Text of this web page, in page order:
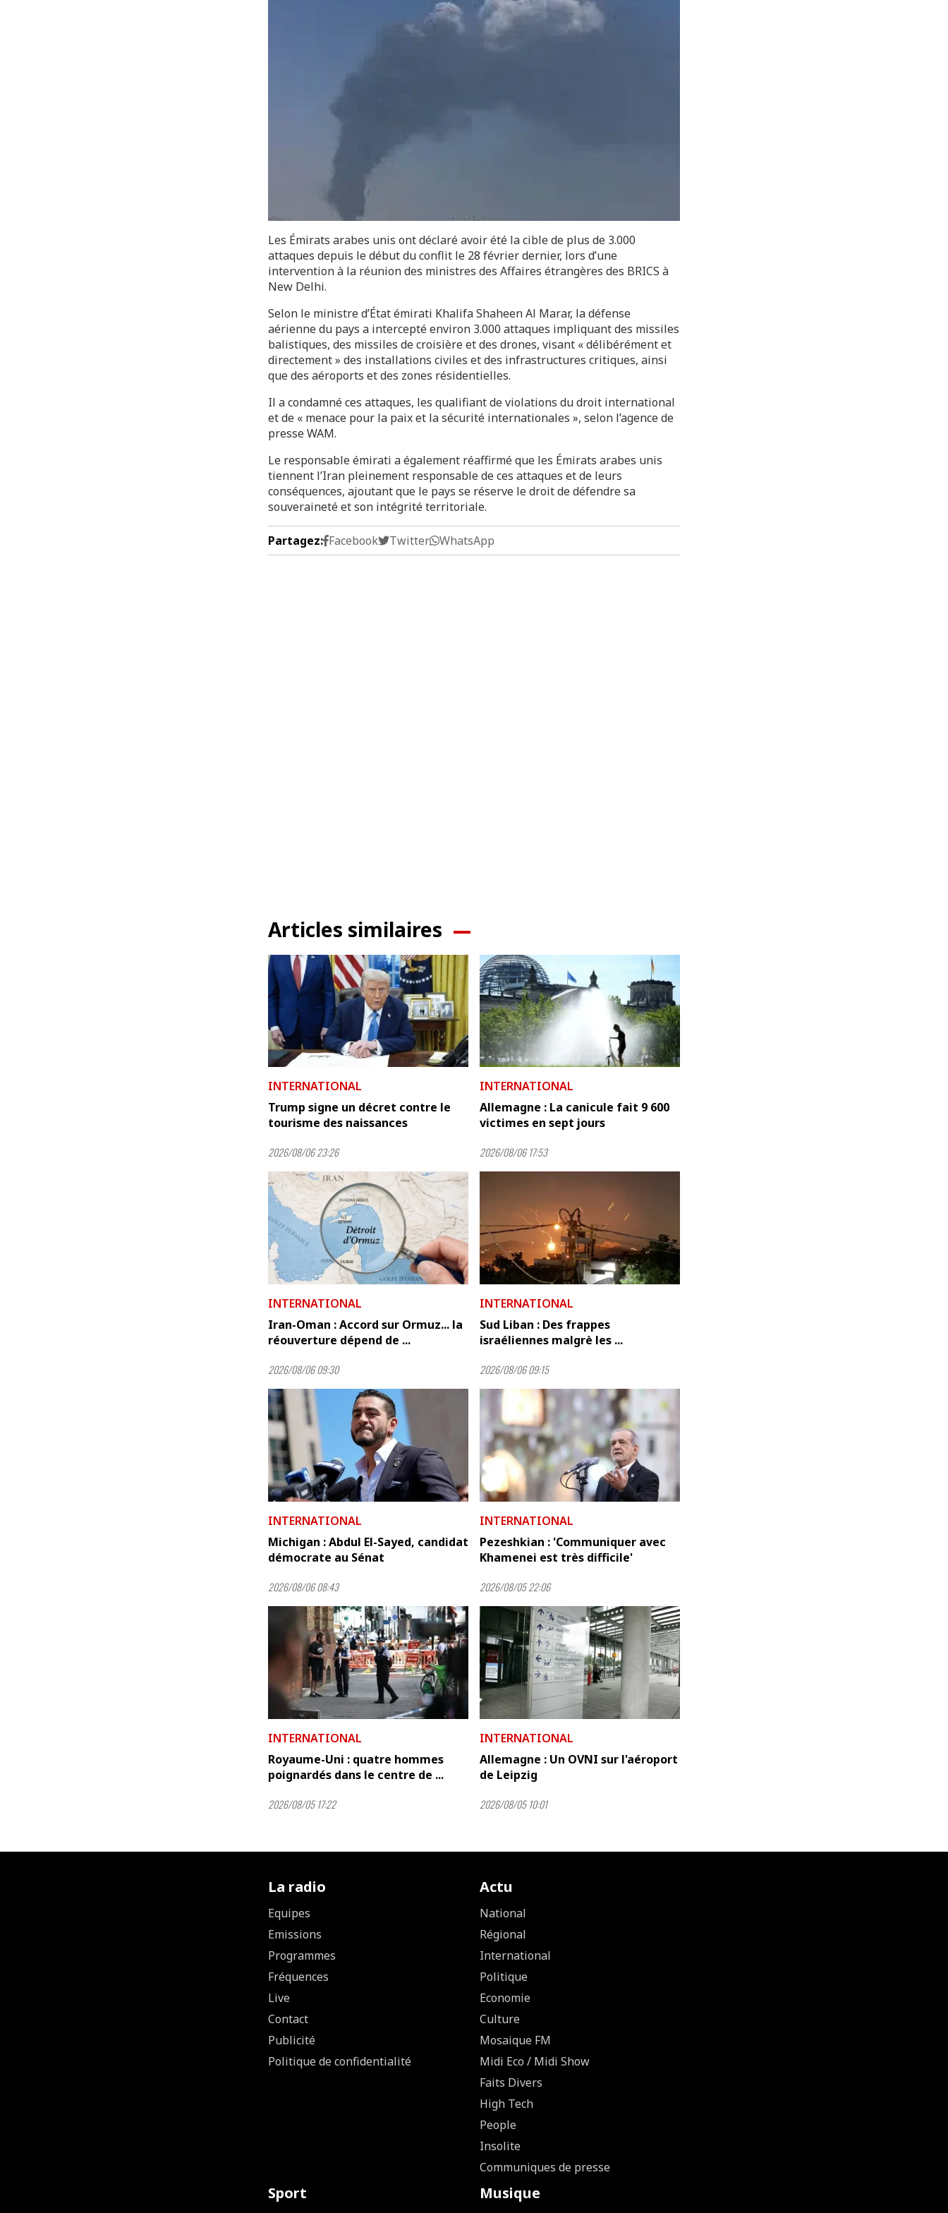
Les Émirats arabes unis ont déclaré avoir été la cible de plus de 3.000
attaques depuis le début du conflit le 28 février dernier, lors d’une
intervention à la réunion des ministres des Affaires étrangères des BRICS à
New Delhi.
Selon le ministre d’État émirati Khalifa Shaheen Al Marar, la défense
aérienne du pays a intercepté environ 3.000 attaques impliquant des missiles
balistiques, des missiles de croisière et des drones, visant « délibérément et
directement » des installations civiles et des infrastructures critiques, ainsi
que des aéroports et des zones résidentielles.
Il a condamné ces attaques, les qualifiant de violations du droit international
et de « menace pour la paix et la sécurité internationales », selon l’agence de
presse WAM.
Le responsable émirati a également réaffirmé que les Émirats arabes unis
tiennent l’Iran pleinement responsable de ces attaques et de leurs
conséquences, ajoutant que le pays se réserve le droit de défendre sa
souveraineté et son intégrité territoriale.
Partagez: Facebook Twitter WhatsApp
Articles similaires
INTERNATIONAL
Trump signe un décret contre le
tourisme des naissances
2026/08/06 23:26
INTERNATIONAL
Allemagne : La canicule fait 9 600
victimes en sept jours
2026/08/06 17:53
INTERNATIONAL
Iran-Oman : Accord sur Ormuz... la
réouverture dépend de ...
2026/08/06 09:30
INTERNATIONAL
Sud Liban : Des frappes
israéliennes malgrè les ...
2026/08/06 09:15
INTERNATIONAL
Michigan : Abdul El-Sayed, candidat
démocrate au Sénat
2026/08/06 08:43
INTERNATIONAL
Pezeshkian : 'Communiquer avec
Khamenei est très difficile'
2026/08/05 22:06
INTERNATIONAL
Royaume-Uni : quatre hommes
poignardés dans le centre de ...
2026/08/05 17:22
INTERNATIONAL
Allemagne : Un OVNI sur l'aéroport
de Leipzig
2026/08/05 10:01
La radio
Equipes
Emissions
Programmes
Fréquences
Live
Contact
Publicité
Politique de confidentialité
Actu
National
Régional
International
Politique
Economie
Culture
Mosaique FM
Midi Eco / Midi Show
Faits Divers
High Tech
People
Insolite
Communiques de presse
Sport Musique